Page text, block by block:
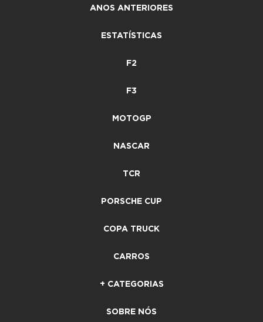
ANOS ANTERIORES
ESTATÍSTICAS
F2
F3
MOTOGP
NASCAR
TCR
PORSCHE CUP
COPA TRUCK
CARROS
+ CATEGORIAS
SOBRE NÓS